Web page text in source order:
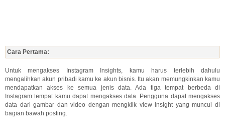
Cara Pertama:
Untuk mengakses Instagram Insights, kamu harus terlebih dahulu
mengalihkan akun pribadi kamu ke akun bisnis. Itu akan memungkinkan kamu
mendapatkan akses ke semua jenis data. Ada tiga tempat berbeda di
Instagram tempat kamu dapat mengakses data. Pengguna dapat mengakses
data dari gambar dan video dengan mengklik view insight yang muncul di
bagian bawah posting.